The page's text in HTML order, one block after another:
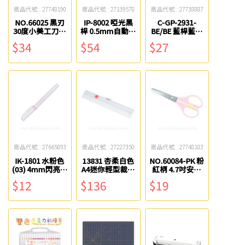
商品代號 : 27748190
NO.66025 黑刃
30度小美工刀片
$34
商品代號 : 27139578
IP-8002 啞光黑
桿 0.5mm自動鉛
$54
商品代號 : 27738887
C-GP-2931-
BE/BE 藍桿藍芯
0.5mm撥動雙頭
擦擦筆 英士
$27
商品代號 : 27665893
IK-1801 水粉色
(03) 4mm閃亮珠
$12
商品代號 : 27227350
13831 杏柔白色
A4迷你輕型裁紙
勝
$136
商品代號 : 27748183
NO.60084-PK 粉
紅柄 4.7吋安心
ABEL力大
$19